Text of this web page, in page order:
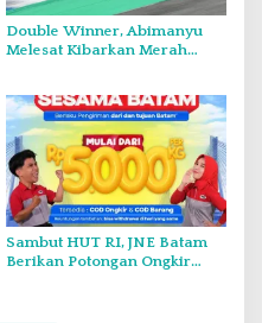
Double Winner, Abimanyu
Melesat Kibarkan Merah
Sambut HUT RI, JNE Batam
Berikan Potongan Ongkir